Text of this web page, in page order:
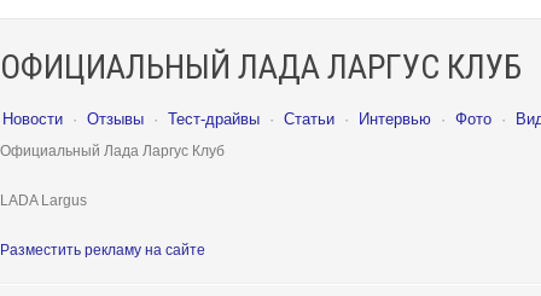
ОФИЦИАЛЬНЫЙ ЛАДА ЛАРГУС КЛУБ
Новости · Отзывы · Тест-драйвы · Статьи · Интервью · Фото ·
Официальный Лада Ларгус Клуб
LADA Largus
Разместить рекламу на сайте